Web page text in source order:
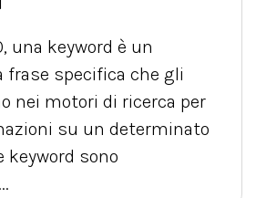
una keyword è un
frase specifica che gli
nei motori di ricerca per
su un determinato
keyword sono